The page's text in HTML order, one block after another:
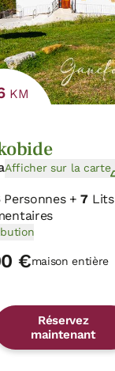
KM
Afficher sur la carte
Personnes +7 Lits
€maison entière
Réservez
maintenant